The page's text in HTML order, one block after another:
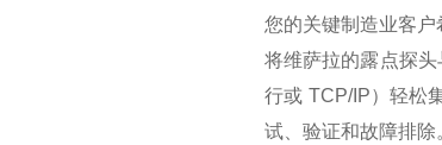
您的关键制造业客
将维萨拉的露点探
行或 TCP/IP）轻松
试、验证和故障排除